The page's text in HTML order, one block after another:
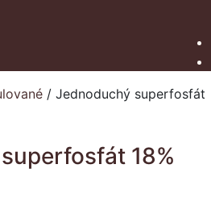
/ Jednoduchý superfosfát
18%